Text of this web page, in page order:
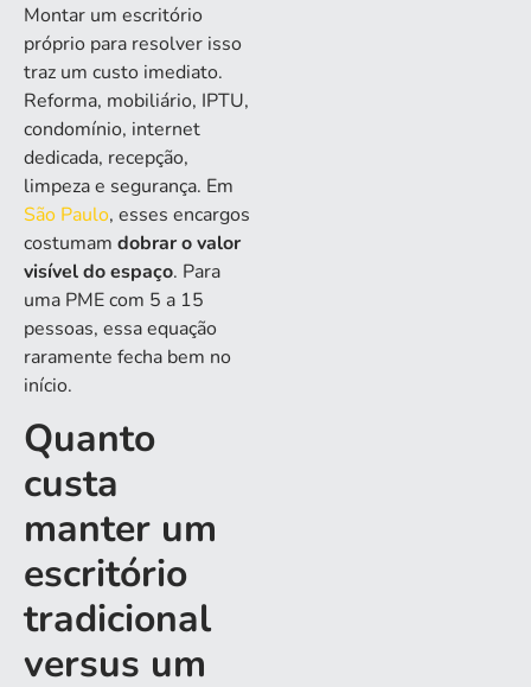
Montar um escritório
próprio para resolver isso
traz um custo imediato.
Reforma, mobiliário, IPTU,
condomínio, internet
dedicada, recepção,
limpeza e segurança. Em
São Paulo, esses encargos
costumam dobrar o valor
visível do espaço. Para
uma PME com 5 a 15
pessoas, essa equação
raramente fecha bem no
início.
Quanto
custa
manter um
escritório
tradicional
versus um